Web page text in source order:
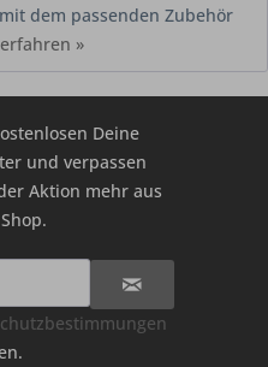
dem passenden Zubehör
»
Deine
und verpassen
Aktion mehr aus